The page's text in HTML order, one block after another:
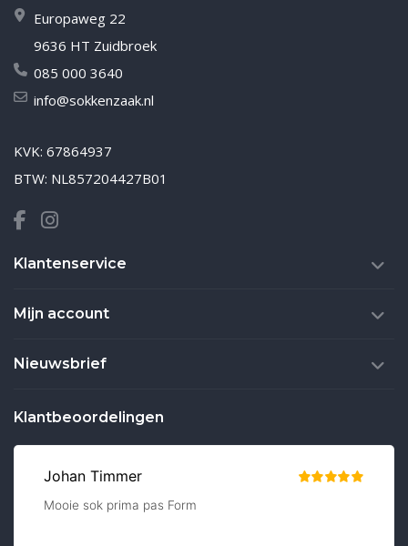
Europaweg 22
9636 HT Zuidbroek
085 000 3640
info@sokkenzaak.nl
KVK: 67864937
BTW: NL857204427B01
Klantenservice
Mijn account
Nieuwsbrief
Klantbeoordelingen